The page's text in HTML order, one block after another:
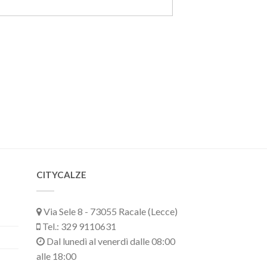
CITYCALZE
Via Sele 8 - 73055 Racale (Lecce)
Tel.: 329 9110631
Dal lunedì al venerdì dalle 08:00
alle 18:00